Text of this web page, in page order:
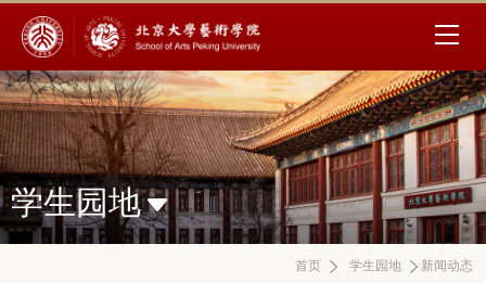
学生园地
首页 学生园地 新闻动态